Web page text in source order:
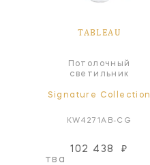
TABLEAU
Потолочный
светильник
Signature Collection
KW4271AB-CG
102 438 ₽